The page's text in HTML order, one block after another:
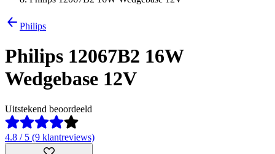
Philips
Philips 12067B2 16W
Wedgebase 12V
Uitstekend beoordeeld
4.8 / 5 (9 klantreviews)